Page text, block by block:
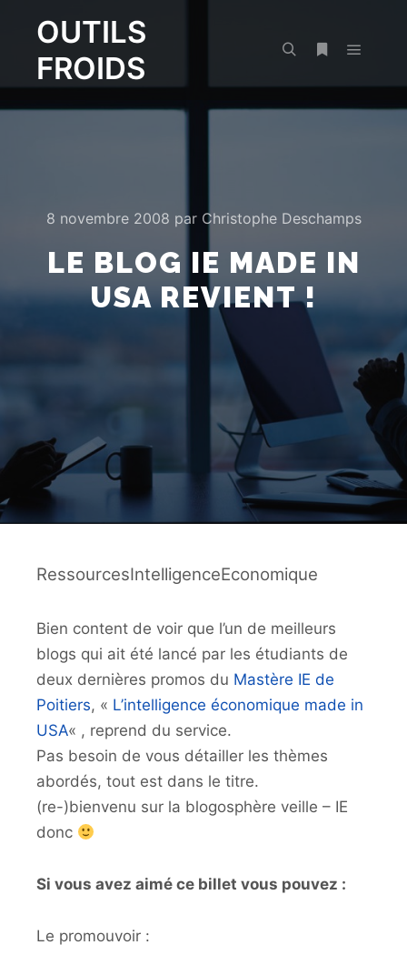
OUTILS
FROIDS
8 novembre 2008 par Christophe Deschamps
LE BLOG IE MADE IN
USA REVIENT !
RessourcesIntelligenceEconomique
Bien content de voir que l’un de meilleurs
blogs qui ait été lancé par les étudiants de
deux dernières promos du Mastère IE de
Poitiers, « L’intelligence économique made in
USA« , reprend du service.
Pas besoin de vous détailler les thèmes
abordés, tout est dans le titre.
(re-)bienvenu sur la blogosphère veille – IE
donc
Si vous avez aimé ce billet vous pouvez :
Le promouvoir :